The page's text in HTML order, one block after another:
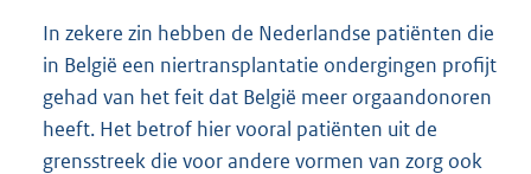
In zekere zin hebben de Nederlandse patiënten die
in België een niertransplantatie ondergingen profijt
gehad van het feit dat België meer orgaandonoren
heeft. Het betrof hier vooral patiënten uit de
grensstreek die voor andere vormen van zorg ook